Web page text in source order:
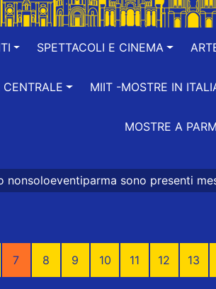
SPETTACOLI E CINEMA
MIIT -MOSTRE IN
MOSTRE A
sono presenti messaggi promozionali
7 8 9 10 11 12 13